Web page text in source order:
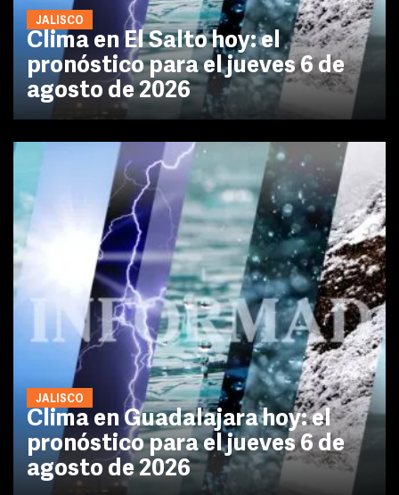
JALISCO
Clima en El Salto hoy: el
pronóstico para el jueves 6 de
agosto de 2026
JALISCO
Clima en Guadalajara hoy: el
pronóstico para el jueves 6 de
agosto de 2026